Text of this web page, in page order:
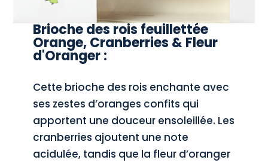
Brioche des rois feuillettée
Orange, Cranberries & Fleur
d'Oranger :
Cette brioche des rois enchante avec
ses zestes d’oranges confits qui
apportent une douceur ensoleillée. Les
cranberries ajoutent une note
acidulée, tandis que la fleur d’oranger